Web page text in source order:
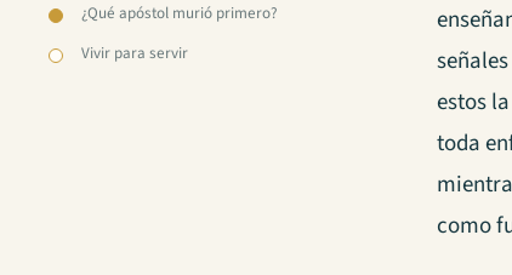
¿Qué apóstol murió primero?
Vivir para servir
estos
toda
como